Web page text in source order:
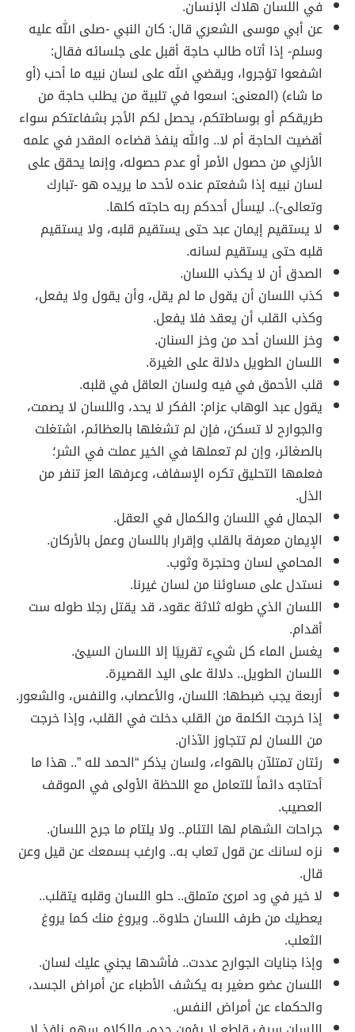
في اللسان هلاك الإنسان.
عن أبي موسى الشعري قال: كان النبي -صلى الله عليه
وسلم- إذا أتاه طالب حاجة أقبل على جلسائه فقال:
اشفعوا تؤجروا، ويقضي الله على لسان نبيه ما أحب (أو
ما شاء) (المعنى: اسعوا في تلبية من يطلب حاجة من
طريقكم أو بوساطتكم، يحصل لكم الأجر بشفاعتكم سواء
أقضيت الحاجة أم لا.. والله ينفذ قضاءه المقدر في علمه
الأزلي من حصول الأمر أو عدم حصوله، وإنما يحقق على
لسان نبيه إذا شفعتم عنده لأحد ما يريده هو -تبارك
وتعالى-).. ليسأل أحدكم ربه حاجته كلها.
لا يستقيم إيمان عبد حتى يستقيم قلبه، ولا يستقيم
قلبه حتى يستقيم لسانه.
الصدق أن لا يكذب اللسان.
كذب اللسان أن يقول ما لم يقل، وأن يقول ولا يفعل،
وكذب القلب أن يعقد فلا يفعل.
وخز اللسان أحد من وخز السنان.
اللسان الطويل دلالة على الغيرة.
قلب الأحمق في فيه ولسان العاقل في قلبه.
يقول عبد الوهاب عزام: الفكر لا يحد، واللسان لا يصمت،
والجوارح لا تسكن، فإن لم تشغلها بالعظائم، اشتغلت
بالصغائر، وإن لم تعملها في الخير عملت في الشر؛
فعلمها التحليق تكره الإسفاف، وعرفها العز تنفر من
الذل.
الجمال في اللسان والكمال في العقل.
الإيمان معرفة بالقلب وإقرار باللسان وعمل بالأركان.
المحامي لسان وحنجرة وثوب.
نستدل على مساوئنا من لسان غيرنا.
اللسان الذي طوله ثلاثة عقود، قد يقتل رجلا طوله ست
أقدام.
يغسل الماء كل شيء تقريبًا إلا اللسان السيئ.
اللسان الطويل.. دلالة على اليد القصيرة.
أربعة يجب ضبطها: اللسان، والأعصاب، والنفس، والشعور.
إذا خرجت الكلمة من القلب دخلت في القلب، وإذا خرجت
من اللسان لم تتجاوز الآذان.
رئتان تمتلآن بالهواء، ولسان يذكر “الحمد لله ”.. هذا ما
أحتاجه دائماً للتعامل مع اللحظة الأولى في الموقف
العصيب.
جراحات الشهام لها التئام.. ولا يلتام ما جرح اللسان.
نزه لسانك عن قول تعاب به.. وارغب بسمعك عن قيل وعن
قال.
لا خير في ود امرئ متملق.. حلو اللسان وقلبه يتقلب..
يعطيك من طرف اللسان حلاوة.. ويروغ منك كما يروغ
الثعلب.
وإذا جنايات الجوارح عددت.. فأشدها يجني عليك لسان.
اللسان عضو صغير به يكشف الأطباء عن أمراض الجسد،
والحكماء عن أمراض النفس.